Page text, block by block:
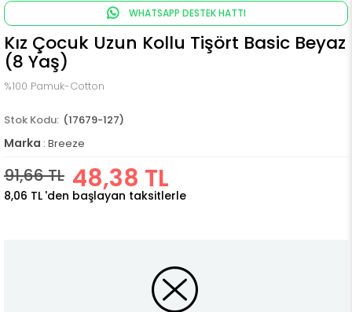
WHATSAPP DESTEK HATTI
Kız Çocuk Uzun Kollu Tişört Basic Beyaz
(8 Yaş)
%100 Pamuk-Cotton
(17679-127)
Marka : Breeze
91,66 TL 48,38 TL
8,06 TL 'den başlayan taksitlerle